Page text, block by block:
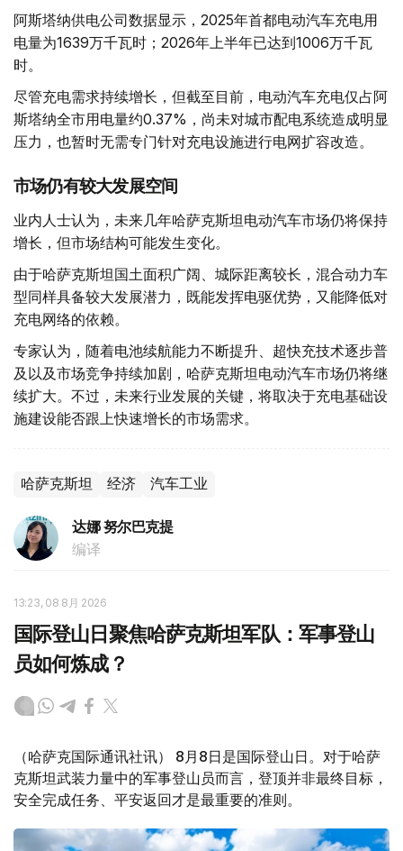
阿斯塔纳供电公司数据显示，2025年首都电动汽车充电用
电量为1639万千瓦时；2026年上半年已达到1006万千瓦
时。
尽管充电需求持续增长，但截至目前，电动汽车充电仅占阿
斯塔纳全市用电量约0.37%，尚未对城市配电系统造成明显
压力，也暂时无需专门针对充电设施进行电网扩容改造。
市场仍有较大发展空间
业内人士认为，未来几年哈萨克斯坦电动汽车市场仍将保持
增长，但市场结构可能发生变化。
由于哈萨克斯坦国土面积广阔、城际距离较长，混合动力车
型同样具备较大发展潜力，既能发挥电驱优势，又能降低对
充电网络的依赖。
专家认为，随着电池续航能力不断提升、超快充技术逐步普
及以及市场竞争持续加剧，哈萨克斯坦电动汽车市场仍将继
续扩大。不过，未来行业发展的关键，将取决于充电基础设
施建设能否跟上快速增长的市场需求。
哈萨克斯坦 经济 汽车工业
达娜 努尔巴克提
编译
13:23, 08 8月 2026
国际登山日聚焦哈萨克斯坦军队：军事登山
员如何炼成？
（哈萨克国际通讯社讯） 8月8日是国际登山日。对于哈萨
克斯坦武装力量中的军事登山员而言，登顶并非最终目标，
安全完成任务、平安返回才是最重要的准则。